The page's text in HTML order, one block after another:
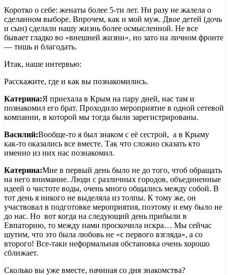
Коротко о себе: женаты более 5-ти лет. Ни разу не жалела о
сделанном выборе. Впрочем, как и мой муж. Двое детей (дочь
и сын) сделали нашу жизнь более осмысленной. Не все
бывает гладко во «внешней жизни», но зато на личном фронте
— тишь и благодать.
Итак, наше интервью:
Расскажите, где и как вы познакомились.
Катерина:Я приехала в Крым на пару дней, нас там и
познакомил его брат. Проходило мероприятие в одной сетевой
компании, в которой мы тогда были зарегистрированы.
Василий:Вообще-то я был знаком с её сестрой, а в Крыму
как-то оказались все вместе. Так что сложно сказать кто
именно из них нас познакомил.
Катерина:Мне в первый день было не до того, чтоб обращать
на него внимание. Люди с различных городов, объединенные
идеей о чистоте воды, очень много общались между собой. В
тот день я никого не выделяла из толпы. К тому же, он
участвовал в подготовке мероприятия, поэтому и ему было не
до нас. Но вот когда на следующий день прибыли в
Евпаторию, то между нами проскочила искра… Мы сейчас
шутим, что это была любовь не «с первого взгляда», а со
второго! Все-таки неформальная обстановка очень хорошо
сближает.
Сколько вы уже вместе, начиная со дня знакомства?